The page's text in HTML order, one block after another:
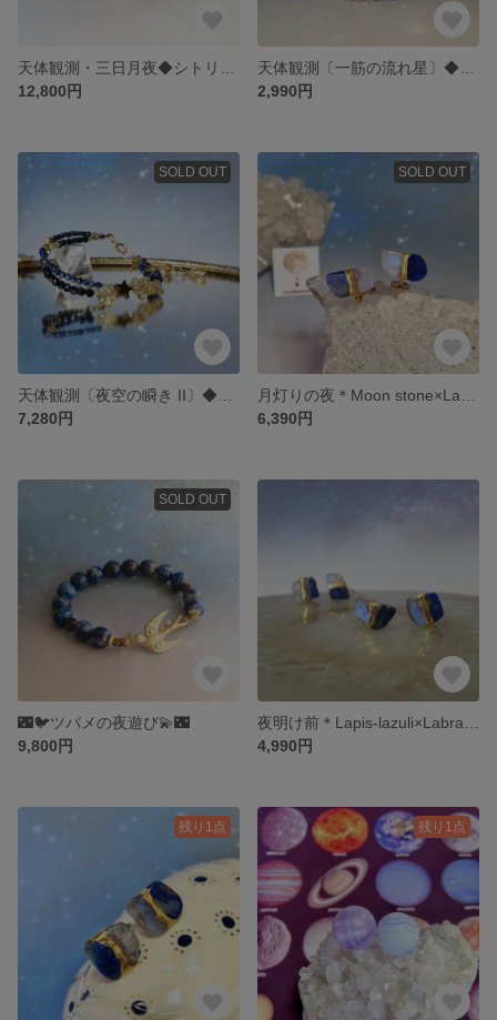
12,800円
2,990円
SOLD OUT
7,280円
SOLD OUT
6,390円
SOLD OUT
🌃🐦ツバメの夜遊び💫🌃
9,800円
4,990円
残り1点 残り1点